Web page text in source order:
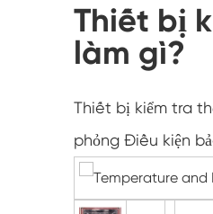
Thiết bị
làm gì?
Thiết bị kiểm tra
phỏng Điều kiện